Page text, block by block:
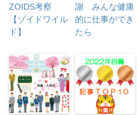
ZOIDS考察
【ゾイドワイル
ド】
謝 みんな健康
的に仕事ができ
たら